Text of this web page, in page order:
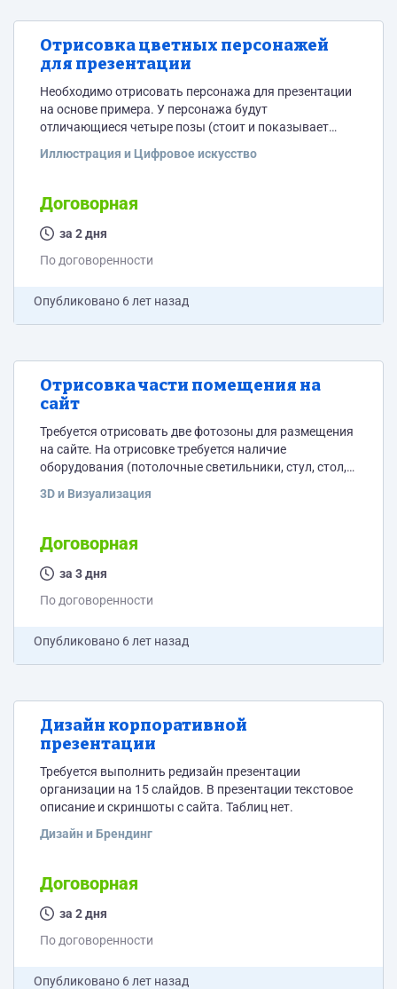
Отрисовка цветных персонажей
для презентации
Необходимо отрисовать персонажа для презентации
на основе примера. У персонажа будут
отличающиеся четыре позы (стоит и показывает
который крепится лист бумаги), указывает рукой на
рисунка приложен
Иллюстрация и Цифровое искусство
Договорная
за 2 дня
По договоренности
Опубликовано 6 лет назад
Отрисовка части помещения на
сайт
Требуется отрисовать две фотозоны для размещения
на сайте. На отрисовке требуется наличие
оборудования (потолочные светильники, стул, стол,
приложении
3D и Визуализация
Договорная
за 3 дня
По договоренности
Опубликовано 6 лет назад
Дизайн корпоративной
презентации
Требуется выполнить редизайн презентации
организации на 15 слайдов. В презентации текстовое
описание и скриншоты с сайта. Таблиц нет.
Дизайн и Брендинг
Договорная
за 2 дня
По договоренности
Опубликовано 6 лет назад